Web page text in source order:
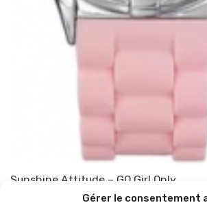
Gérer le consentement
Sunshine Attitude – GO Girl Only
TOP-PARENTS 22 juin 2010